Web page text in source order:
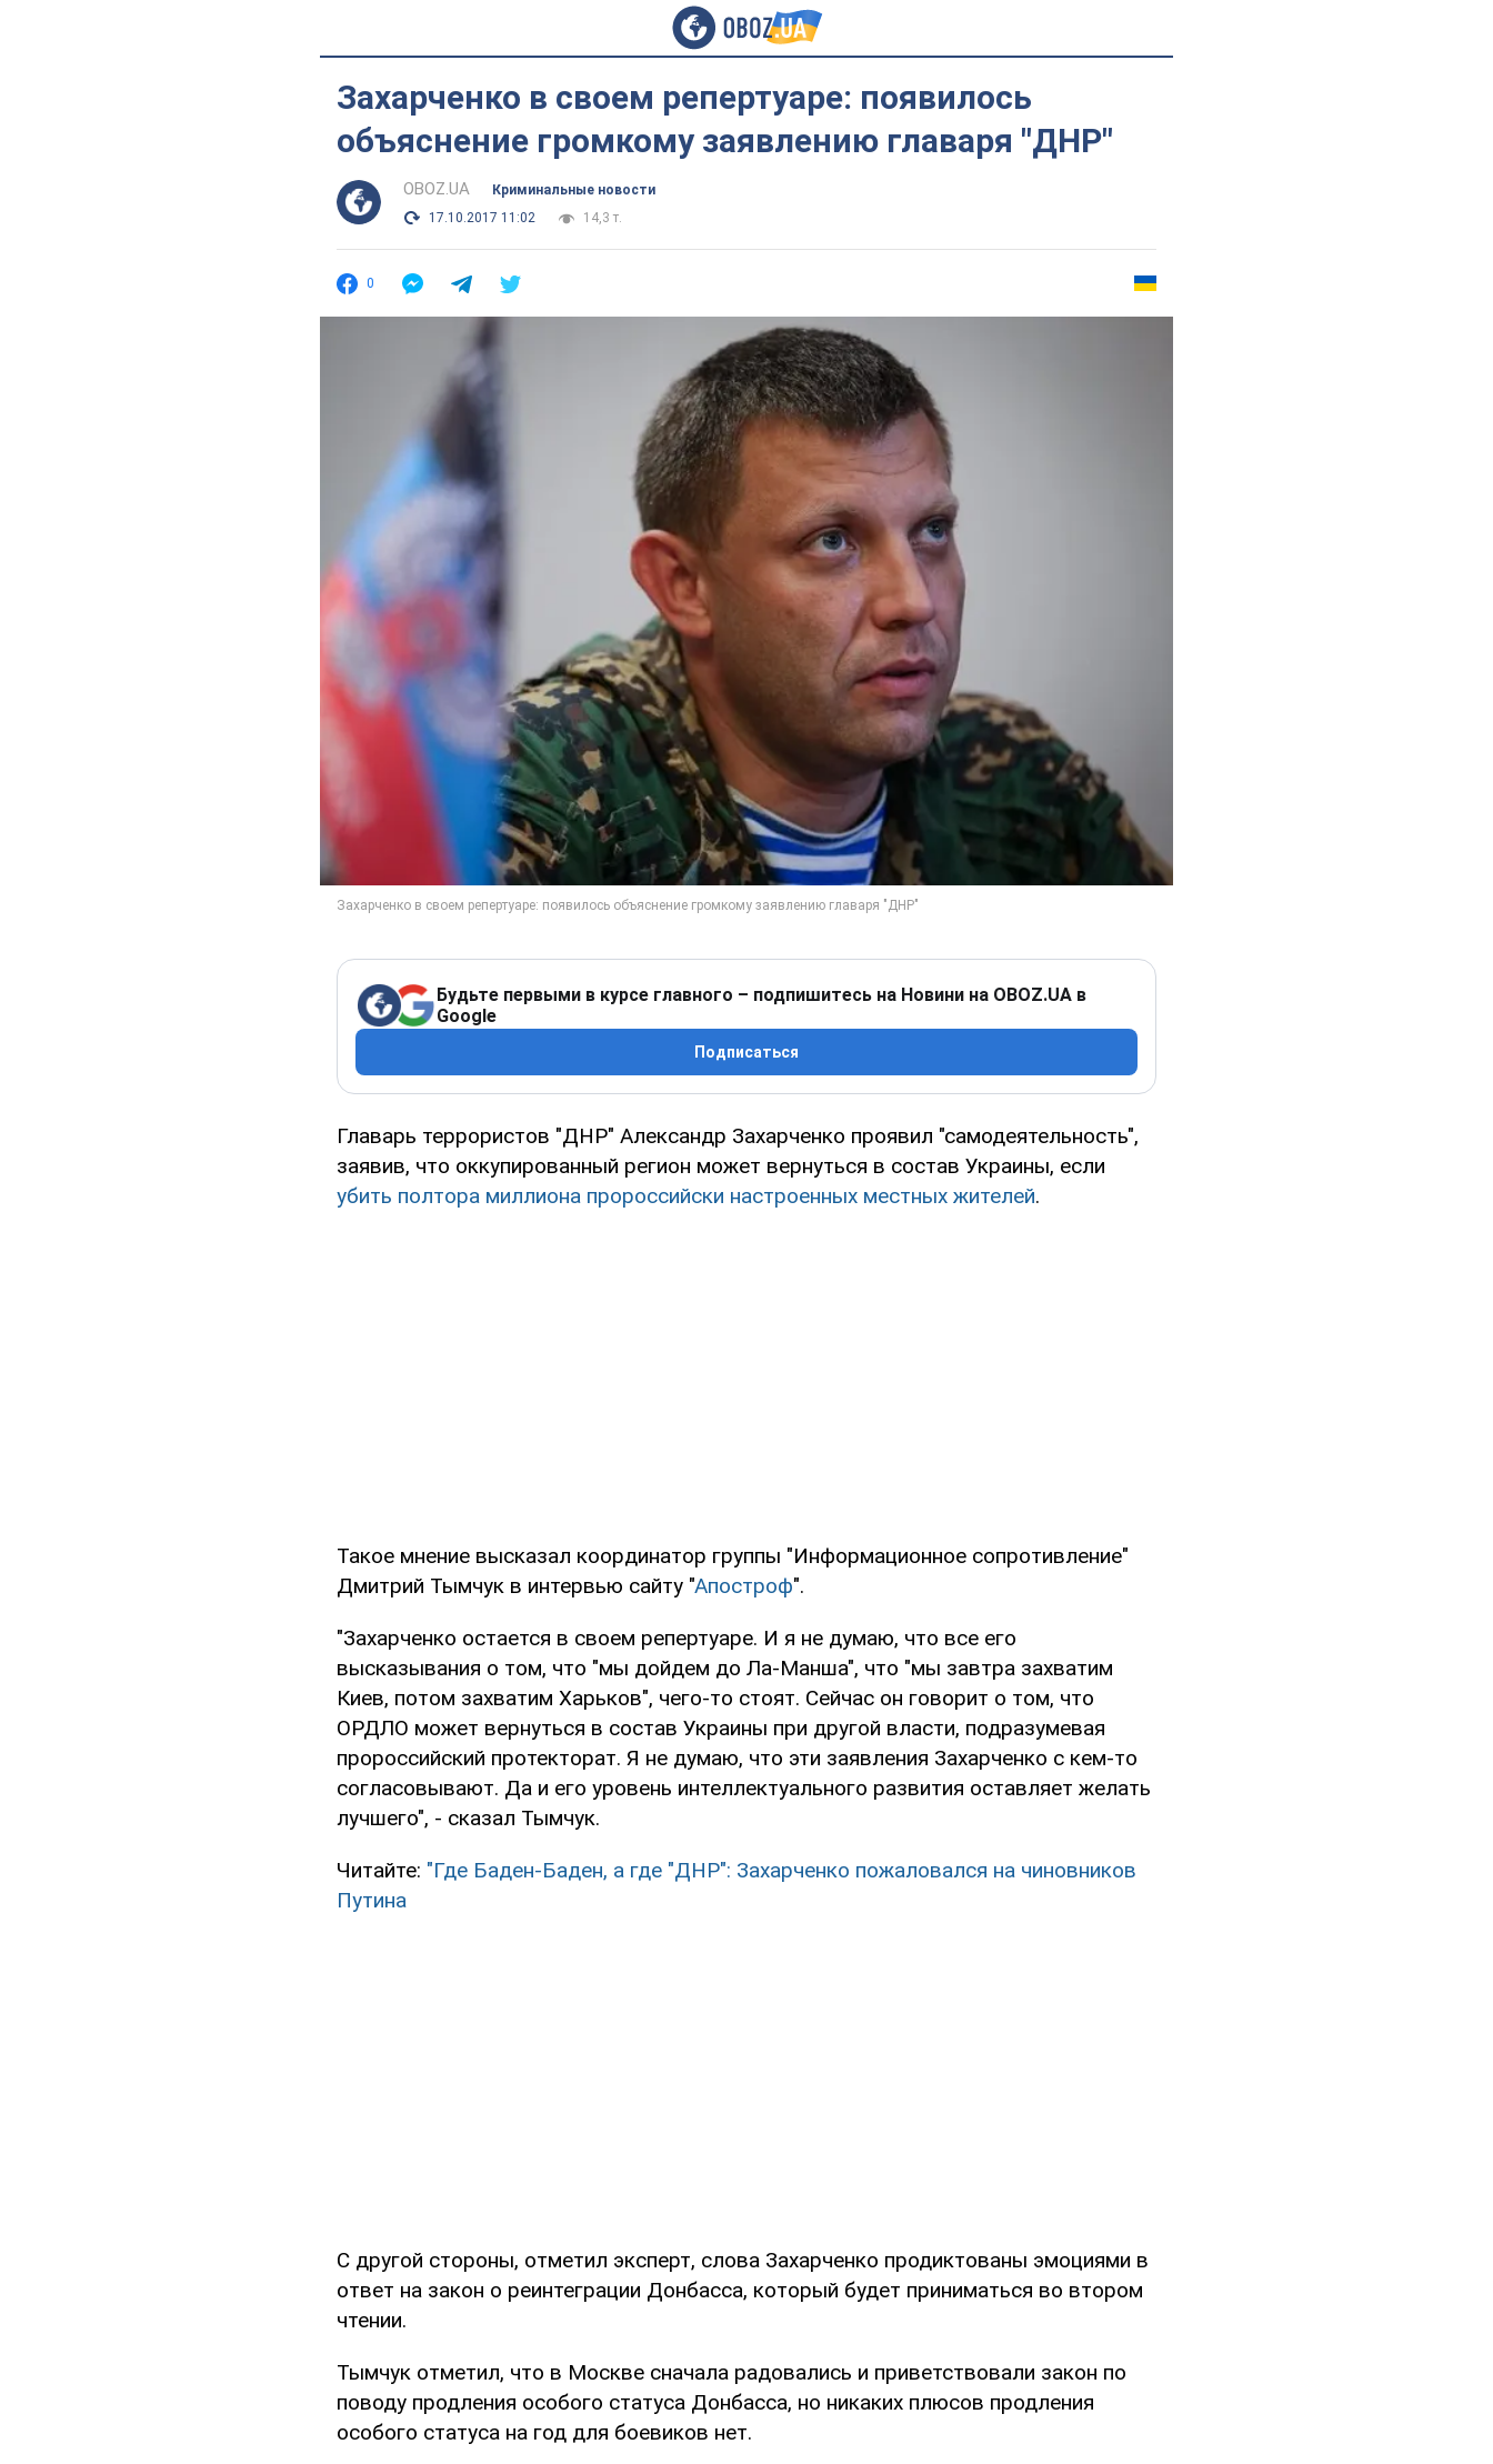
Захарченко в своем репертуаре: появилось
объяснение громкому заявлению главаря "ДНР"
OBOZ.UA
Криминальные новости
17.10.2017 11:02
14,3 т.
0
Будьте первыми в курсе главного – подпишитесь на Новини на OBOZ.UA в
Google
Подписаться
Главарь террористов "ДНР" Александр Захарченко проявил "самодеятельность",
заявив, что оккупированный регион может вернуться в состав Украины, если
убить полтора миллиона пророссийски настроенных местных жителей.
Такое мнение высказал координатор группы "Информационное сопротивление"
Дмитрий Тымчук в интервью сайту "Апостроф".
"Захарченко остается в своем репертуаре. И я не думаю, что все его
высказывания о том, что "мы дойдем до Ла-Манша", что "мы завтра захватим
Киев, потом захватим Харьков", чего-то стоят. Сейчас он говорит о том, что
ОРДЛО может вернуться в состав Украины при другой власти, подразумевая
пророссийский протекторат. Я не думаю, что эти заявления Захарченко с кем-то
согласовывают. Да и его уровень интеллектуального развития оставляет желать
лучшего", - сказал Тымчук.
Читайте: "Где Баден-Баден, а где "ДНР": Захарченко пожаловался на чиновников
Путина
С другой стороны, отметил эксперт, слова Захарченко продиктованы эмоциями в
ответ на закон о реинтеграции Донбасса, который будет приниматься во втором
чтении.
Тымчук отметил, что в Москве сначала радовались и приветствовали закон по
поводу продления особого статуса Донбасса, но никаких плюсов продления
особого статуса на год для боевиков нет.